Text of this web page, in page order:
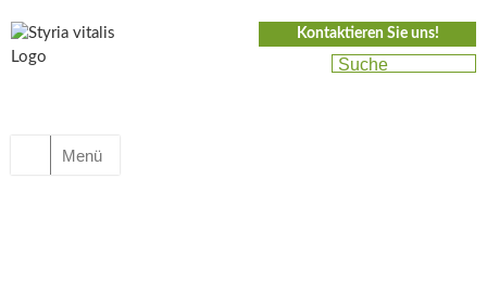
Kontaktieren Sie uns!
Menü